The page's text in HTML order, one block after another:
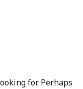
for. Perhaps